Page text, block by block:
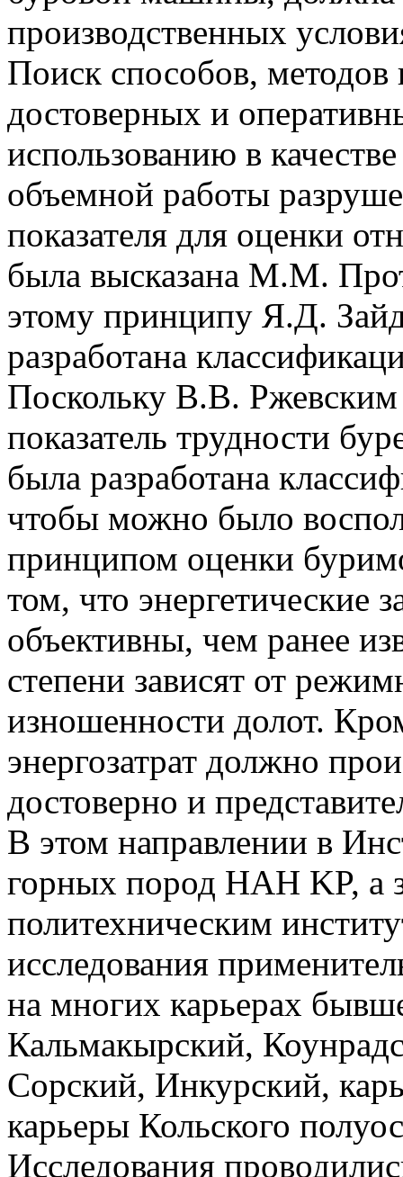
производственных
Поиск способов, методов
достоверных и
использованию в
объемной работы
показателя для оценки
была высказана М.М.
этому принципу Я.Д.
разработана
Поскольку В.В.
показатель трудности
была разработана
чтобы можно было
принципом оценки
том, что энергетические
объективны, чем ранее
степени зависят от
изношенности долот.
энергозатрат должно
достоверно и
В этом направлении в
горных пород HAH KP, а
политехническим
исследования
на многих карьерах
Кальмакырский,
Сорский, Инкурский,
карьеры Кольского
Исследования